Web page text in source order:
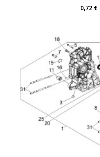
0,72 €